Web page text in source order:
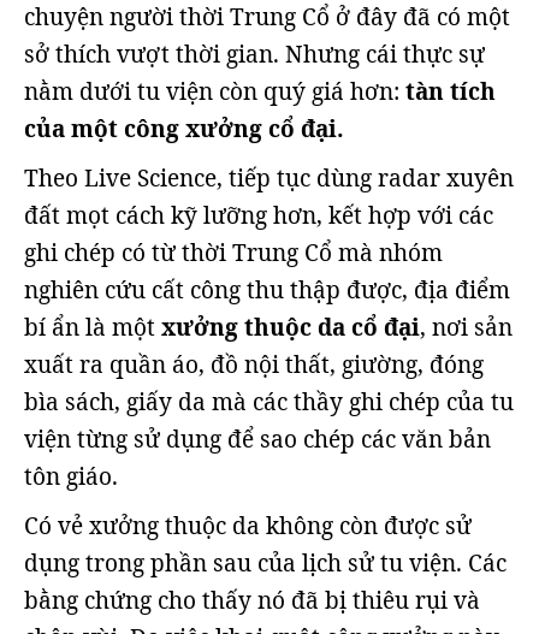
chuyện người thời Trung Cổ ở đây đã có một
sở thích vượt thời gian. Nhưng cái thực sự
nằm dưới tu viện còn quý giá hơn: tàn tích
của một công xưởng cổ đại.
Theo Live Science, tiếp tục dùng radar xuyên
đất mọt cách kỹ lưỡng hơn, kết hợp với các
ghi chép có từ thời Trung Cổ mà nhóm
nghiên cứu cất công thu thập được, địa điểm
bí ẩn là mộtxưởng thuộc da cổ đại, nơi sản
xuất ra quần áo, đồ nội thất, giường, đóng
bìa sách, giấy da mà các thầy ghi chép của tu
viện từng sử dụng để sao chép các văn bản
tôn giáo.
Có vẻ xưởng thuộc da không còn được sử
dụng trong phần sau của lịch sử tu viện. Các
bằng chứng cho thấy nó đã bị thiêu rụi và